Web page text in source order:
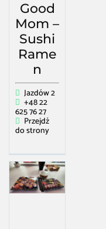
Good
Mom –
Sushi
Rame
n
Jazdów 2
+48 22
625 76 27
Przejdź
do strony